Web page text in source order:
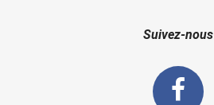
Suivez-nous